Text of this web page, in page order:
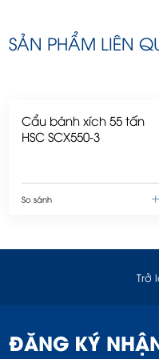
SẢN PHẨM LIÊN
Cẩu bánh xích 55 tấn
HSC SCX550-3
So sánh
Trở
ĐĂNG KÝ